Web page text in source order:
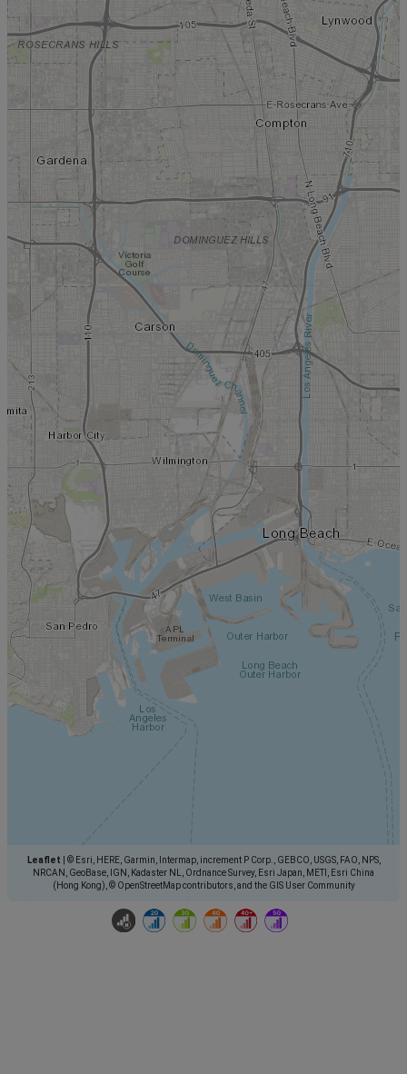
Leaflet
© Esri, HERE, Garmin, Intermap, increment P Corp., GEBCO, USGS, FAO, NPS,
NRCAN, GeoBase, IGN, Kadaster NL, Ordnance Survey, Esri Japan, METI, Esri China
(Hong Kong), © OpenStreetMap contributors, and the GIS User Community